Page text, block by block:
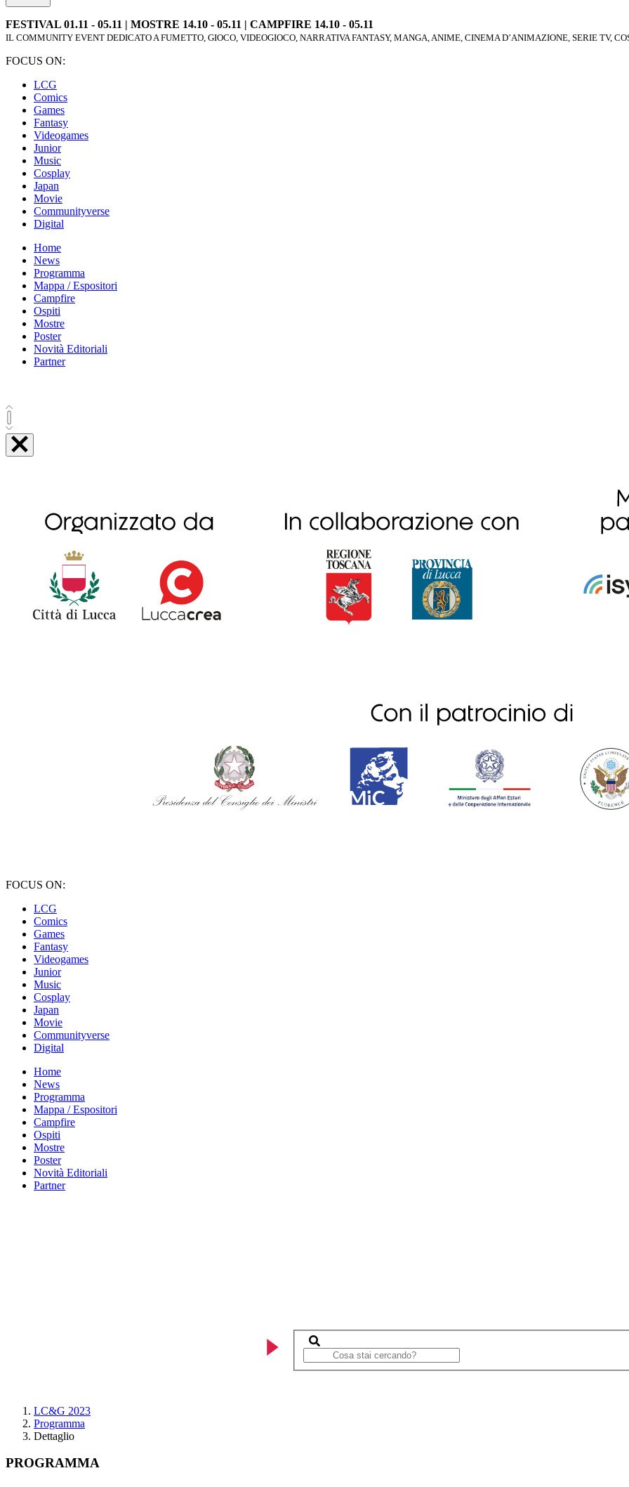
FESTIVAL 01.11 - 05.11 | MOSTRE 14.10 - 05.11 | CAMPFIRE 14.10 - 05.11
IL COMMUNITY EVENT DEDICATO A FUMETTO, GIOCO, VIDEOGIOCO, NARRATIVA FANTASY, MANGA, ANIME, CINEMA D’ANIMAZIONE, SERIE TV,
FOCUS ON:
LCG
Comics
Games
Fantasy
Videogames
Junior
Music
Cosplay
Japan
Movie
Communityverse
Digital
Home
News
Programma
Mappa / Espositori
Campfire
Ospiti
Mostre
Poster
Novità Editoriali
Partner
FOCUS ON:
LCG
Comics
Games
Fantasy
Videogames
Junior
Music
Cosplay
Japan
Movie
Communityverse
Digital
Home
News
Programma
Mappa / Espositori
Campfire
Ospiti
Mostre
Poster
Novità Editoriali
Partner
LC&G 2023
Programma
Dettaglio
PROGRAMMA